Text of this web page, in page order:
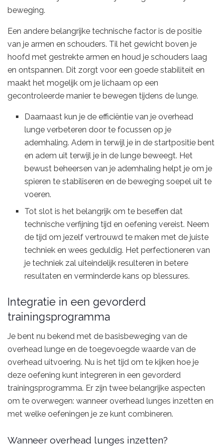
beweging.
Een andere belangrijke technische factor is de positie
van je armen en schouders. Til het gewicht boven je
hoofd met gestrekte armen en houd je schouders laag
en ontspannen. Dit zorgt voor een goede stabiliteit en
maakt het mogelijk om je lichaam op een
gecontroleerde manier te bewegen tijdens de lunge.
Daarnaast kun je de efficiëntie van je overhead
lunge verbeteren door te focussen op je
ademhaling. Adem in terwijl je in de startpositie bent
en adem uit terwijl je in de lunge beweegt. Het
bewust beheersen van je ademhaling helpt je om je
spieren te stabiliseren en de beweging soepel uit te
voeren.
Tot slot is het belangrijk om te beseffen dat
technische verfijning tijd en oefening vereist. Neem
de tijd om jezelf vertrouwd te maken met de juiste
techniek en wees geduldig. Het perfectioneren van
je techniek zal uiteindelijk resulteren in betere
resultaten en verminderde kans op blessures.
Integratie in een gevorderd
trainingsprogramma
Je bent nu bekend met de basisbeweging van de
overhead lunge en de toegevoegde waarde van de
overhead uitvoering. Nu is het tijd om te kijken hoe je
deze oefening kunt integreren in een gevorderd
trainingsprogramma. Er zijn twee belangrijke aspecten
om te overwegen: wanneer overhead lunges inzetten en
met welke oefeningen je ze kunt combineren.
Wanneer overhead lunges inzetten?